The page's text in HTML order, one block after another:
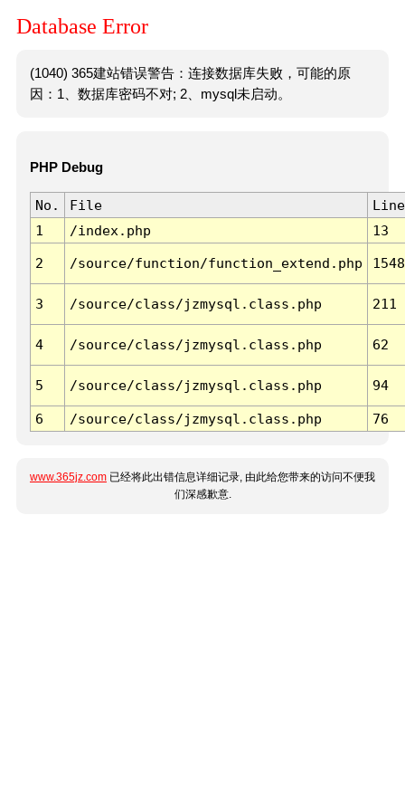
Database Error
(1040) 365建站错误警告：连接数据库失败，可能的原
因：1、数据库密码不对; 2、mysql未启动。
PHP Debug
No. File
Line
1
/index.php 13
2 /source/function/function_extend.php 1548
3 /source/class/jzmysql.class.php 211
4 /source/class/jzmysql.class.php 62
5 /source/class/jzmysql.class.php 94
6 /source/class/jzmysql.class.php 76
www.365jz.com 已经将此出错信息详细记录, 由此给您带来的访问不便我
们深感歉意.